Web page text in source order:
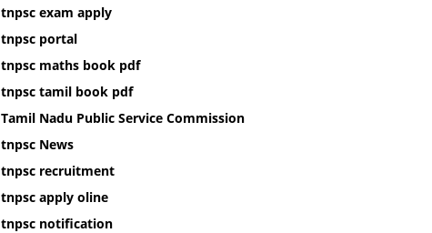
tnpsc exam apply
tnpsc portal
tnpsc maths book pdf
tnpsc tamil book pdf
Tamil Nadu Public Service Commission
tnpsc News
tnpsc recruitment
tnpsc apply oline
tnpsc notification